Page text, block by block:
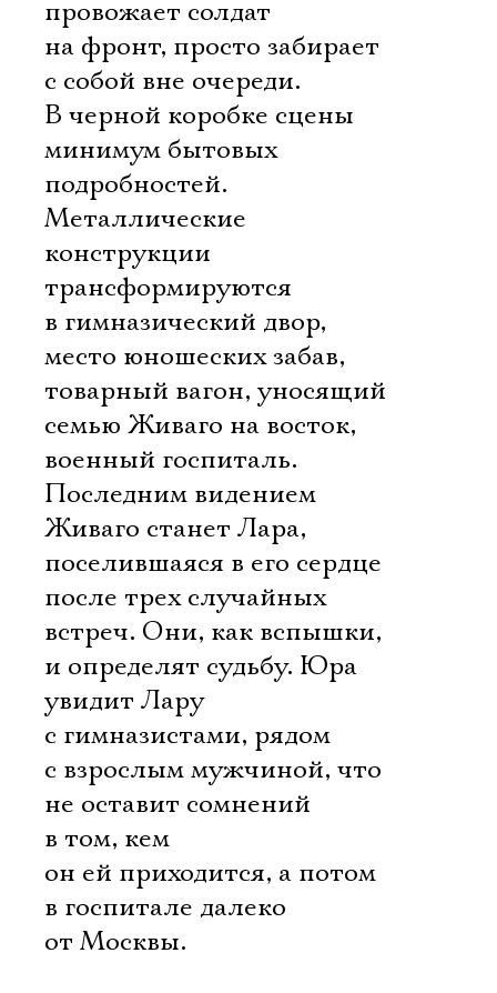
провожает солдат
на фронт, просто забирает
с собой вне очереди.
В черной коробке сцены
минимум бытовых
подробностей.
Металлические
конструкции
трансформируются
в гимназический двор,
место юношеских забав,
товарный вагон, уносящий
семью Живаго на восток,
военный госпиталь.
Последним видением
Живаго станет Лара,
поселившаяся в его сердце
после трех случайных
встреч. Они, как вспышки,
и определят судьбу. Юра
увидит Лару
с гимназистами, рядом
с взрослым мужчиной, что
не оставит сомнений
в том, кем
он ей приходится, а потом
в госпитале далеко
от Москвы.
Электропочта
Ознакомиться